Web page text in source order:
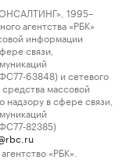
1995–
агентства «РБК»
информации
связи,
63848) и сетевого
массовой
в сфере связи,
82385)
«РБК».